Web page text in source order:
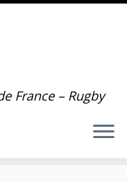
France – Rugby